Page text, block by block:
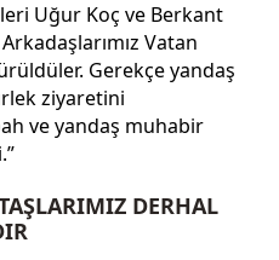
Uğur Koç ve Berkant
Vatan
Gerekçe yandaş
ziyaretini
ve yandaş muhabir
DERHAL